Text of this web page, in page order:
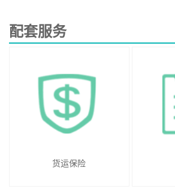
配套服务
货运保险